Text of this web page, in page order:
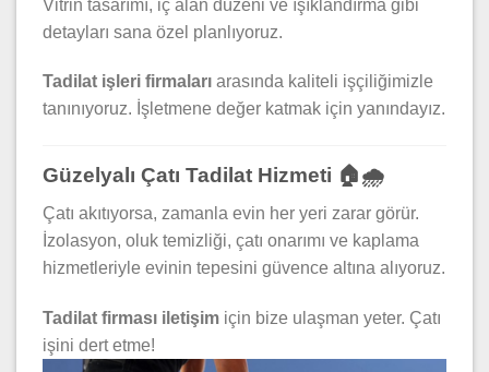
Vitrin tasarımı, iç alan düzeni ve ışıklandırma gibi
detayları sana özel planlıyoruz.
Tadilat işleri firmaları arasında kaliteli işçiliğimizle
tanınıyoruz. İşletmene değer katmak için yanındayız.
Güzelyalı Çatı Tadilat Hizmeti 🏠🌧️
Çatı akıtıyorsa, zamanla evin her yeri zarar görür.
İzolasyon, oluk temizliği, çatı onarımı ve kaplama
hizmetleriyle evinin tepesini güvence altına alıyoruz.
Tadilat firması iletişim için bize ulaşman yeter. Çatı
işini dert etme!